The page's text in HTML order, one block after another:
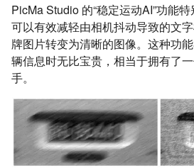
PicMa Studio 的“稳定运动AI”功能
可以有效减轻由相机抖动导致的文
牌图片转变为清晰的图像。这种功
辆信息时无比宝贵，相当于拥有了
手。